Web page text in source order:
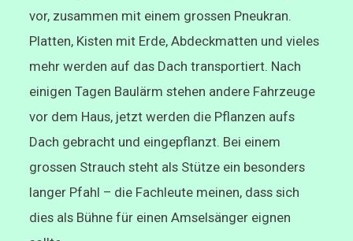
vor, zusammen mit einem grossen Pneukran.
Platten, Kisten mit Erde, Abdeckmatten und vieles
mehr werden auf das Dach transportiert. Nach
einigen Tagen Baulärm stehen andere Fahrzeuge
vor dem Haus, jetzt werden die Pflanzen aufs
Dach gebracht und eingepflanzt. Bei einem
grossen Strauch steht als Stütze ein besonders
langer Pfahl – die Fachleute meinen, dass sich
dies als Bühne für einen Amselsänger eignen